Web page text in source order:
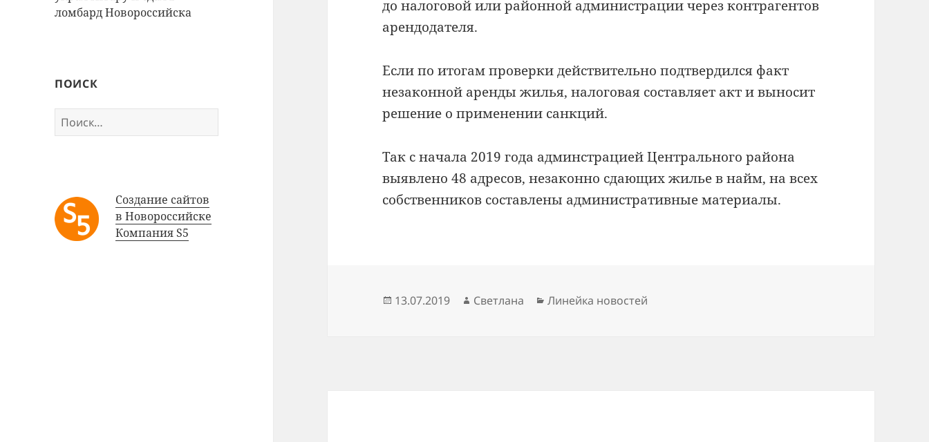
ломбард Новороссийска
ПОИСК
Найти:
Создание сайтов
в Новороссийске
Компания S5
до налоговой или районной администрации через контрагентов
арендодателя.
Если по итогам проверки действительно подтвердился факт
незаконной аренды жилья, налоговая составляет акт и выносит
решение о применении санкций.
Так с начала 2019 года админстрацией Центрального района
выявлено 48 адресов, незаконно сдающих жилье в найм, на всех
собственников составлены административные материалы.
Опубликовано
13.07.2019 Автор
Светлана Рубрики
Линейка новостей